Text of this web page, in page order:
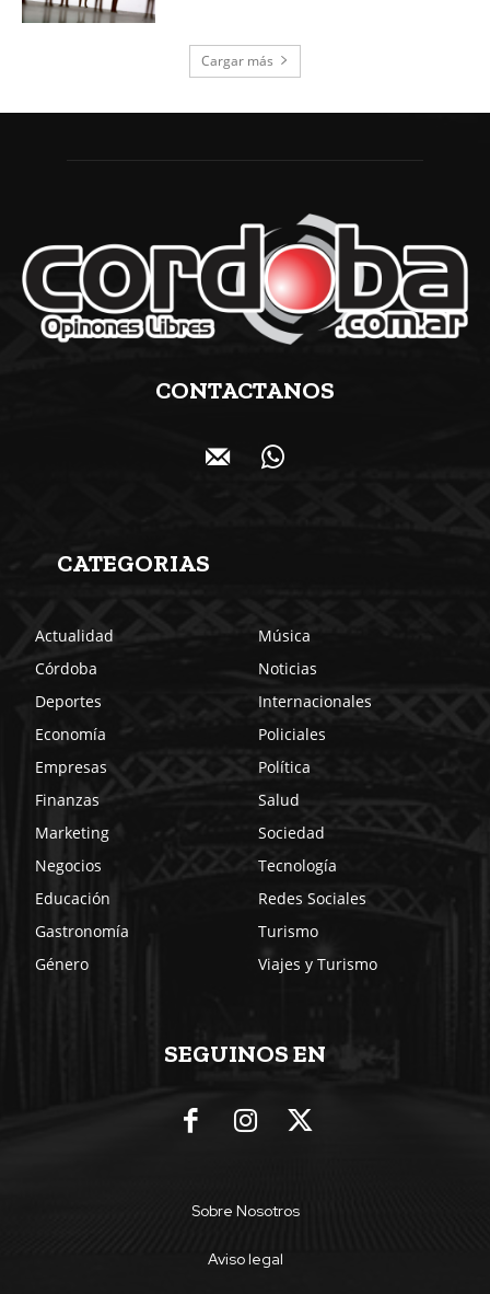
Cargar más
CONTACTANOS
CATEGORIAS
Actualidad
Córdoba
Deportes
Economía
Empresas
Finanzas
Marketing
Negocios
Educación
Gastronomía
Género
Música
Noticias
Internacionales
Policiales
Política
Salud
Sociedad
Tecnología
Redes Sociales
Turismo
Viajes y Turismo
SEGUINOS EN
Sobre Nosotros
Aviso legal